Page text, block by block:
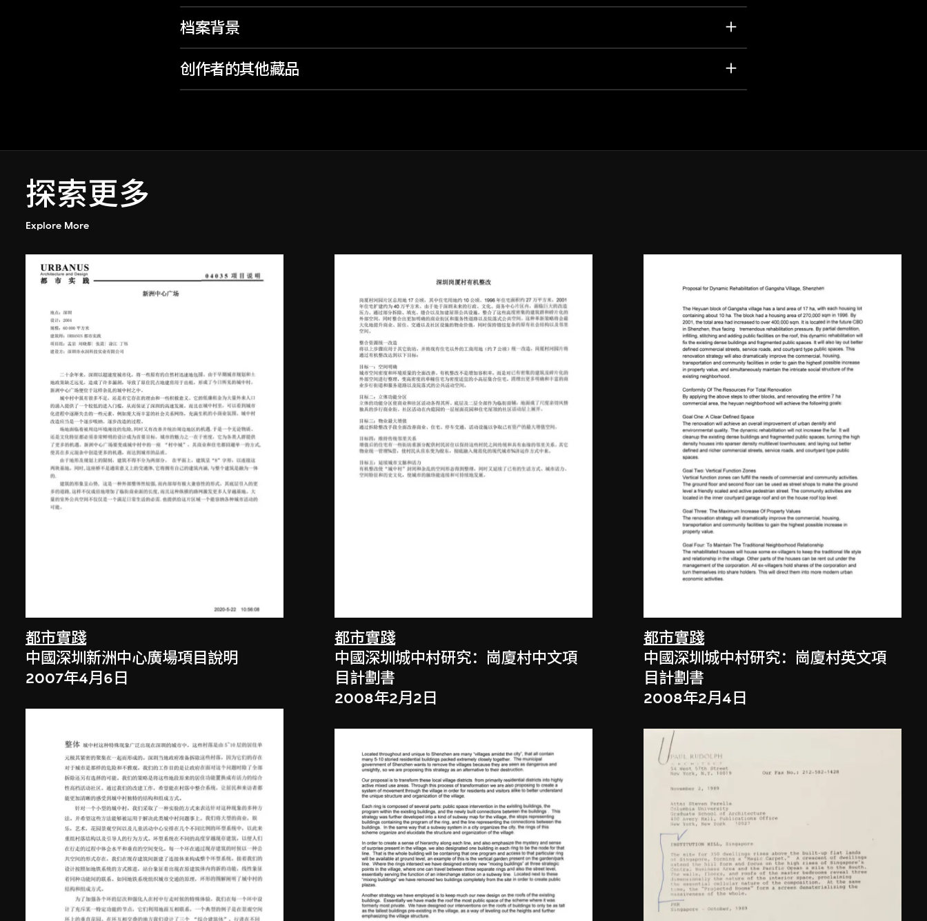
档案背景
创作者的其他藏品
探索更多
Explore More
都市實踐
中國深圳新洲中心廣場項目說明
2007年4月6日
都市實踐
中國深圳城中村研究：崗廈村中文項
目計劃書
2008年2月2日
都市實踐
中國深圳城中村研究：崗廈村英文項
目計劃書
2008年2月4日